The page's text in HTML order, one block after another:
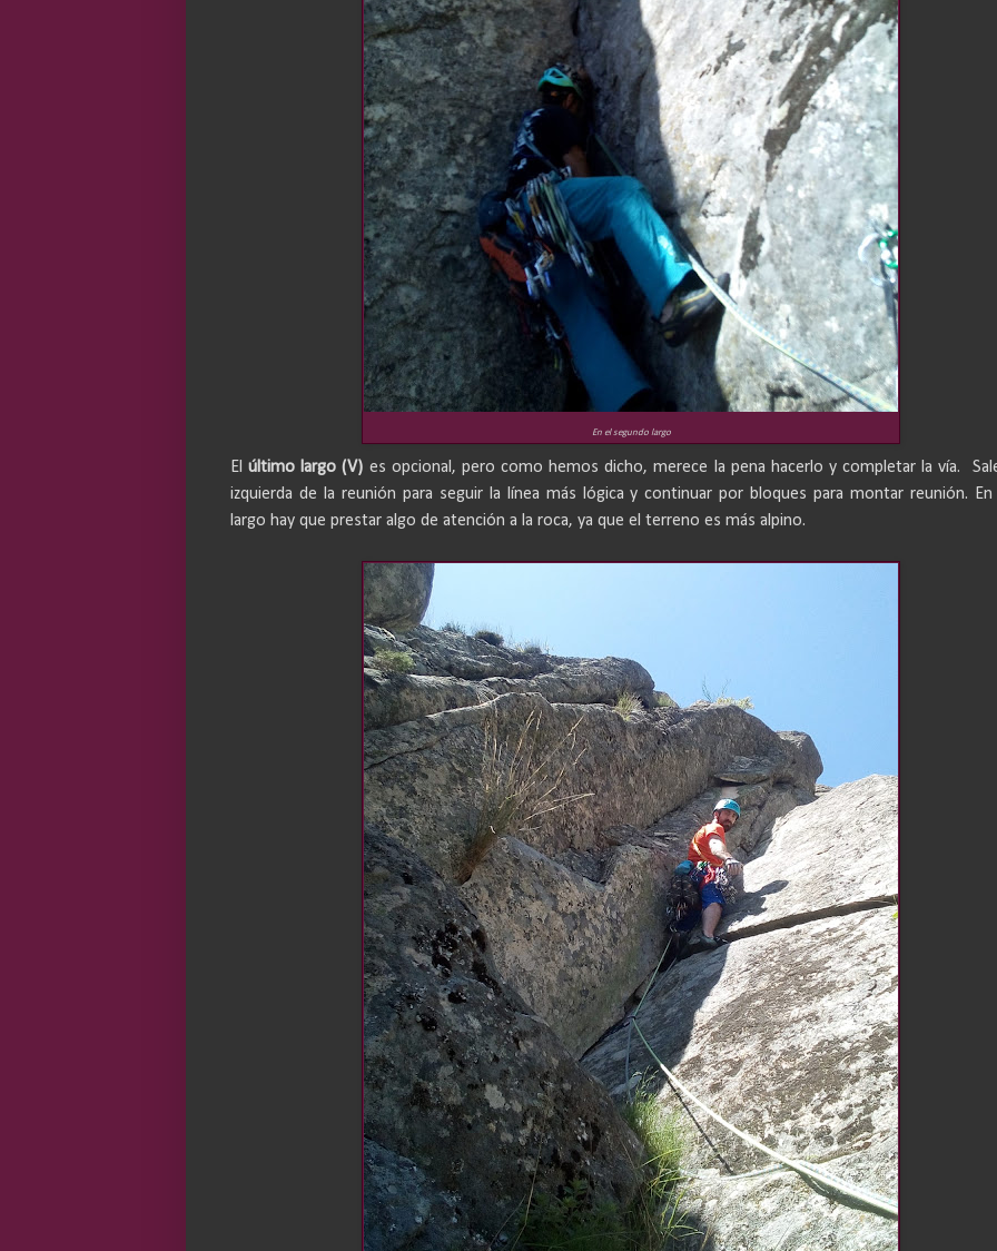
En el segundo largo
Elúltimo largo (V) es opcional, pero como hemos dicho, merece la pena hacerlo y completar la vía.
izquierda de la reunión para seguir la línea más lógica y continuar por bloques para montar reunión.
largo hay que prestar algo de atención a la roca, ya que el terreno es más alpino.